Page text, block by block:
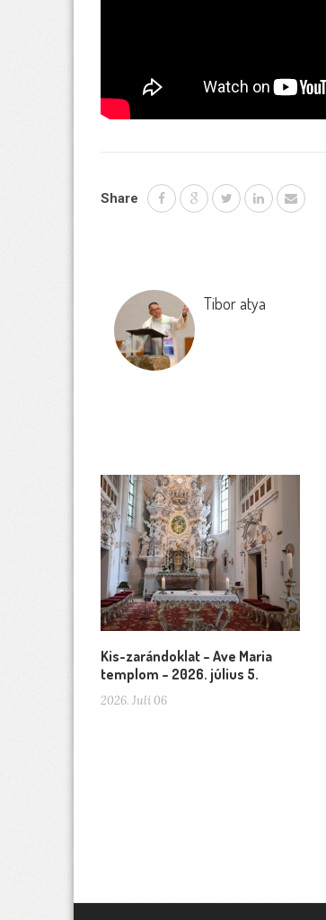
Share
Tibor atya
Kis-zarándoklat – Ave Maria
templom – 2026. július 5.
2026. Juli 06